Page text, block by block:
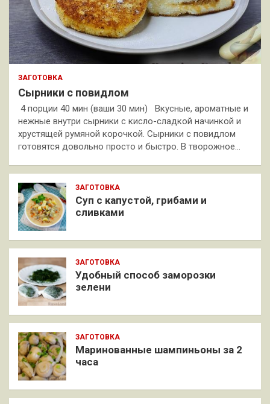
ЗАГОТОВКА
Сырники с повидлом
4 порции 40 мин (ваши 30 мин) Вкусные, ароматные и
нежные внутри сырники с кисло-сладкой начинкой и
хрустящей румяной корочкой. Сырники с повидлом
готовятся довольно просто и быстро. В творожное…
ЗАГОТОВКА
Суп с капустой, грибами и
сливками
ЗАГОТОВКА
Удобный способ заморозки
зелени
ЗАГОТОВКА
Маринованные шампиньоны за 2
часа